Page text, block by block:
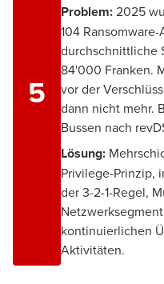
5
Problem:2025
104
durchschnittliche
84'000 Franken.
vor der
dann nicht mehr.
Bussen nach
Lösung:
Privilege-Prinzip,
der 3-2-1-Regel,
kontinuierlichen
Aktivitäten.